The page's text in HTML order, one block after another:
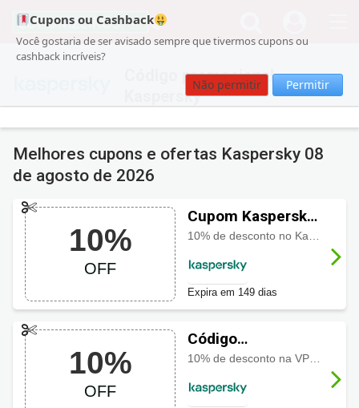
Cupons ou Cashback
Você gostaria de ser avisado sempre que tivermos cupons ou
cashback incríveis?
Não permitir Permitir
Código promocional
Kaspersky
Melhores cupons e ofertas Kaspersky 08
de agosto de 2026
10%
OFF
Cupom Kaspersky
com 10% OFF
10% de desconto no Kaspersky Password Manager
Expira em 149 dias
10%
OFF
Código
promocional
10% OFF
10% de desconto na VPN Kaspersky